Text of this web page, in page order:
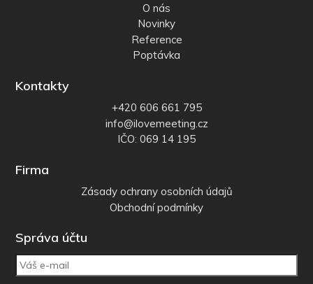
O nás
Novinky
Reference
Poptávka
Kontakty
+420 606 661 795
info@ilovemeeting.cz
IČO: 069 14 195
Firma
Zásady ochrany osobních údajů
Obchodní podmínky
Správa účtu